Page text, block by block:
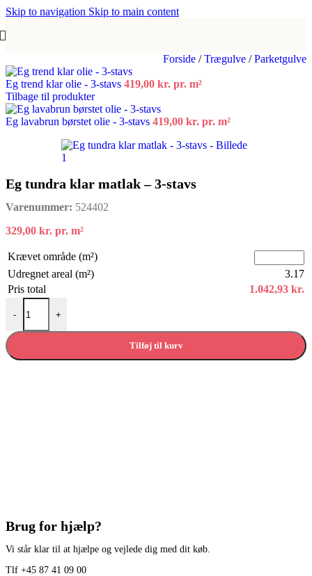
Skip to navigation Skip to main content
Forside / Trægulve / Parketgulve
Eg trend klar olie - 3-stavs 419,00 kr. pr. m²
Tilbage til produkter
Eg lavabrun børstet olie - 3-stavs 419,00 kr. pr. m²
Eg tundra klar matlak – 3-stavs
Varenummer: 524402
329,00 kr. pr. m²
Krævet område (m²)
Udregnet areal (m²)
3.17
Pris total
1.042,93 kr.
-
Eg tundra klar matlak - 3-stavs antal
+
Tilføj til kurv
Brug for hjælp?
Vi står klar til at hjælpe og vejlede dig med dit køb.
Tlf +45 87 41 09 00